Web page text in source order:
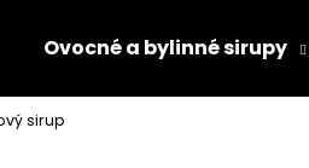
Ovocné a bylinné sirupy
sirup
Co potřebujete najít?